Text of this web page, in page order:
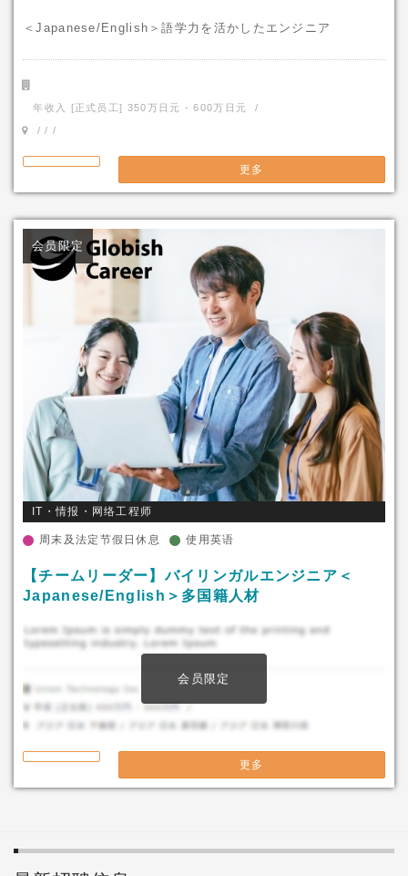
＜Japanese/English＞語学力を活かしたエンジニア
年收入 [正式员工] 350万日元 - 600万日元 /
/ / /
更多
会员限定
IT・情报・网络工程师
周末及法定节假日休息 使用英语
【チームリーダー】バイリンガルエンジニア＜
Japanese/English＞多国籍人材
会员限定
更多